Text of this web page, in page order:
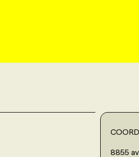
8855